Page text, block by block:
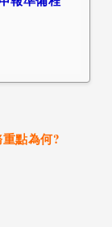
點為何?